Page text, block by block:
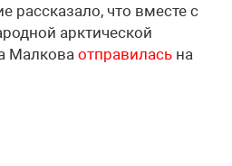
рассказало, что вместе с
арктической
Малкова отправилась на